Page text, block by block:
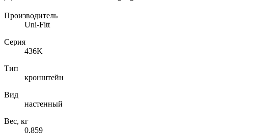
Производитель
Uni-Fitt
Серия
436K
Тип
кронштейн
Вид
настенный
Вес, кг
0,859